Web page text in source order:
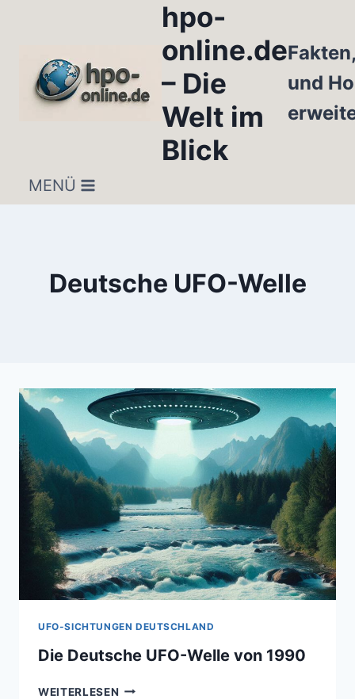
hpo-
online.de
– Die
Welt im
Blick
und
MENÜ
Deutsche UFO-Welle
UFO-SICHTUNGEN DEUTSCHLAND
Die Deutsche UFO-Welle von 1990
WEITERLESEN DIE